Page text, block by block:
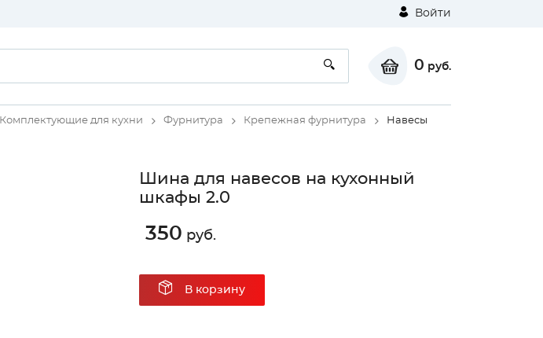
Войти
0 руб.
Комплектующие для кухни Фурнитура Крепежная фурнитура Навесы
Шина для навесов на кухонный
шкафы 2.0
350 руб.
В корзину